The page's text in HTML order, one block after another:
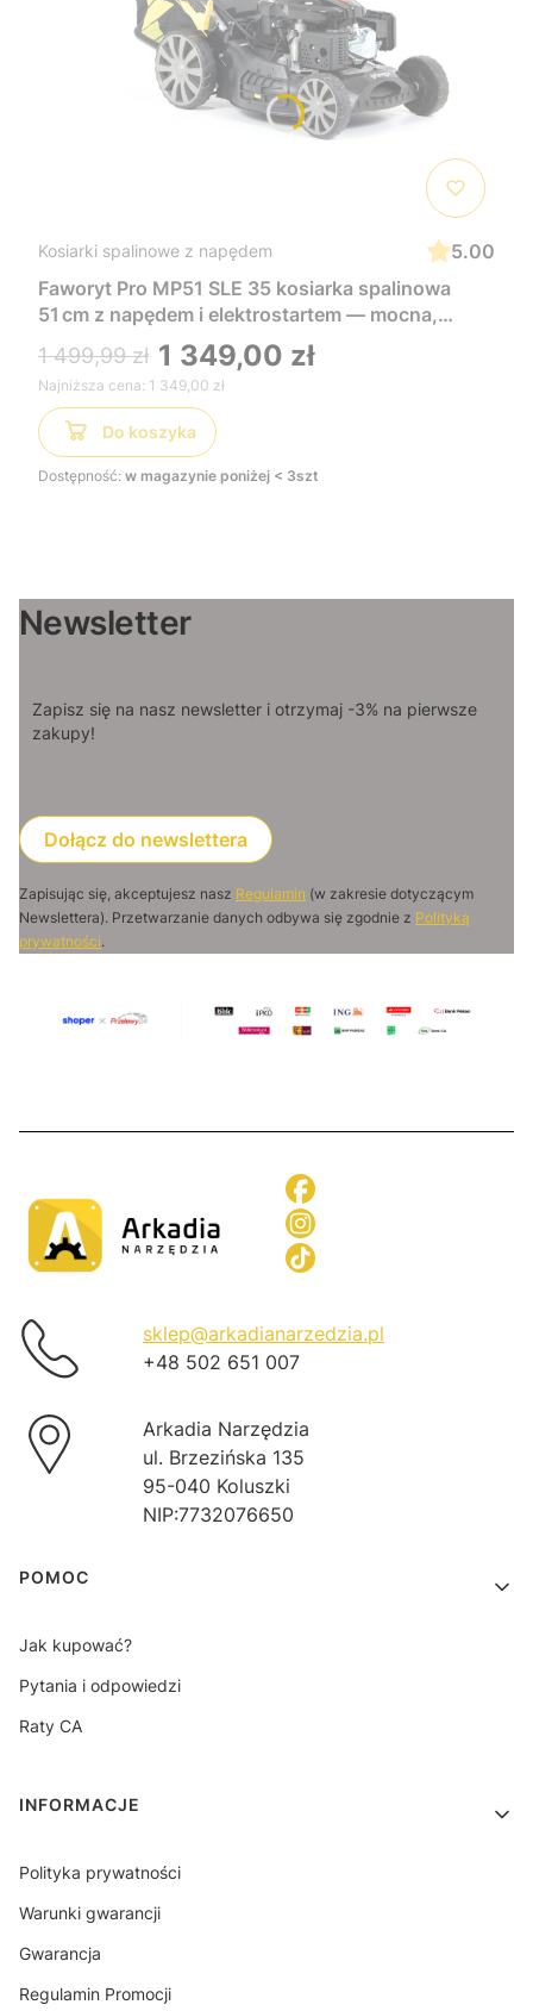
Kosiarki spalinowe z napędem
5.00
Faworyt Pro MP51 SLE 35 kosiarka spalinowa
51 cm z napędem i elektrostartem — mocna,
wygodna i łatwa w uruchomieniu, idealna do
dużych trawników
1 499,99 zł 1 349,00 zł
Najniższa cena: 1 349,00 zł
Do koszyka
Dostępność: w magazynie poniżej < 3szt
Newsletter
Zapisz się na nasz newsletter i otrzymaj -3% na pierwsze
zakupy!
Dołącz do newslettera
Zapisując się, akceptujesz nasz Regulamin (w zakresie dotyczącym
Newslettera). Przetwarzanie danych odbywa się zgodnie z Polityką
prywatności.
sklep@arkadianarzedzia.pl
+48 502 651 007
Arkadia Narzędzia
ul. Brzezińska 135
95-040 Koluszki
NIP:7732076650
Linki w stopce
POMOC
Jak kupować?
Pytania i odpowiedzi
Raty CA
INFORMACJE
Polityka prywatności
Warunki gwarancji
Gwarancja
Regulamin Promocji